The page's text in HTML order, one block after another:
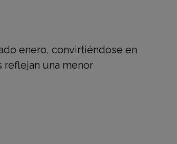
enero, convirtiéndose en
una menor